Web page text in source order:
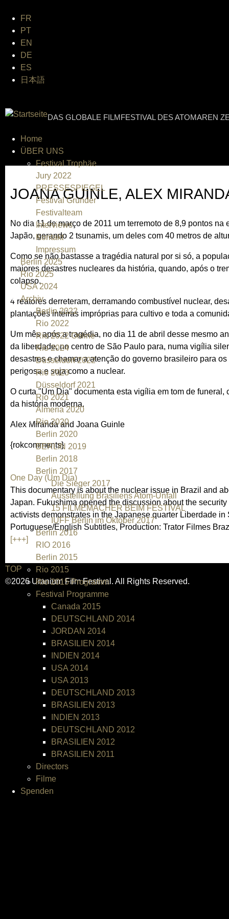
FR
PT
EN
DE
ES
日本語
DAS GLOBALE FILMFESTIVAL DES ATOMAREN
JOANA GUINLE, ALEX
No dia 11 de março de 2011 um terremoto de 8,9 pontos
Japão, gerando 2 tsunamis, um deles com 40 metros de
Como se não bastasse a tragédia natural por si só, a
maiores desastres nucleares da história, quando, após o
colapso.
4 reatores derreteram, derramando combustível nuclear,
plantações inteiras impróprias para cultivo e toda a
Um mês após a tragédia, no dia 11 de abril desse mesmo
da liberdade, no centro de São Paulo para, numa vigília
desastres e chamar a atenção do governo brasileiro para
perigosa e suja como a nuclear.
O curta "Um Dia" documenta esta vigília em tom de
da história moderna.
Alex Miranda and Joana Guinle
{rokcomments}
One Day (Um Dia)
This documentary is about the nuclear issue in Brazil and
Japan. Fukushima opened the discussion about the
activists demonstrates in the Japanese quarter Liberdade
Portuguese/English Subtitles, Production: Trator Filmes
[+++]
Home
ÜBER UNS
Festival Trophäe
Jury 2022
PRESSESPIEGEL
Festival Gründer
Festivalteam
Interviews
Kontakt
Impressum
Berlin 2025
Rio 2025
USA 2024
Archiv
Berlin 2022
Rio 2022
Rio 2022 Online
Rio 2024
Düsseldorf 2022
Rio 2023
Düsseldorf 2021
Rio 2021
Almeria 2020
Rio 2020
Berlin 2020
BERLIN 2019
Berlin 2018
Berlin 2017
Die Sieger 2017
Ausstellung Brasiliens Atom-Unfall
15 FILMEMACHER BEIM FESTIVAL
IUFF Berlin im Oktober 2017
Berlin 2016
RIO 2016
Berlin 2015
Rio 2015
Rio 2015 Programm
Festival Programme
Canada 2015
DEUTSCHLAND 2014
JORDAN 2014
BRASILIEN 2014
INDIEN 2014
USA 2014
USA 2013
DEUTSCHLAND 2013
BRASILIEN 2013
INDIEN 2013
DEUTSCHLAND 2012
BRASILIEN 2012
BRASILIEN 2011
Directors
Filme
Spenden
TOP
©2026 Uranium Film Festival. All Rights Reserved.